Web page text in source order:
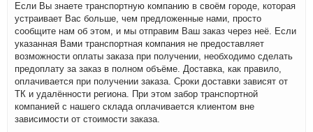
Если Вы знаете транспортную компанию в своём городе, которая
устраивает Вас больше, чем предложенные нами, просто
сообщите нам об этом, и мы отправим Ваш заказ через неё. Если
указанная Вами транспортная компания не предоставляет
возможности оплаты заказа при получении, необходимо сделать
предоплату за заказ в полном объёме. Доставка, как правило,
оплачивается при получении заказа. Сроки доставки зависят от
ТК и удалённости региона. При этом забор транспортной
компанией с нашего склада оплачивается клиентом вне
зависимости от стоимости заказа.